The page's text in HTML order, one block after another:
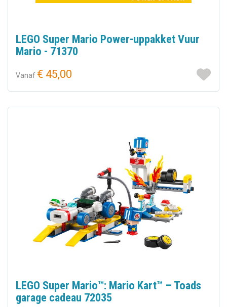
LEGO Super Mario Power-uppakket Vuur
Mario - 71370
Vanaf € 45,00
LEGO Super Mario™: Mario Kart™ – Toads
garage cadeau 72035